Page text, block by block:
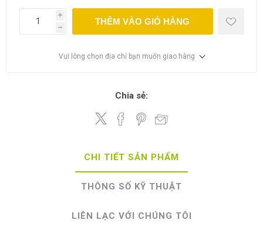
i
h
THÊM VÀO GIỎ HÀNG
Vui lòng chọn địa chỉ bạn muốn giao hàng
Chia sẻ:
CHI TIẾT SẢN PHẨM
THÔNG SỐ KỸ THUẬT
LIÊN LẠC VỚI CHÚNG TÔI